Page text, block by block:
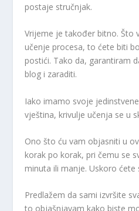
postaje stručnjak.
Vrijeme je također bitno. Što
učenje procesa, to ćete biti
postići. Tako da, garantiram
blog i zaraditi.
Iako imamo svoje
vještina, krivulje učenja se u
Ono što ću vam objasniti u
korak po korak, pri čemu se
minuta ili manje. Uskoro
Predlažem da sami izvršite
to objašnjavam kako biste